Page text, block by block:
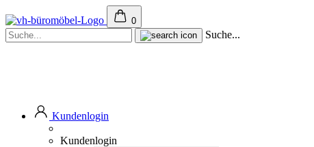
0
Suche...
Kundenlogin
Kundenlogin